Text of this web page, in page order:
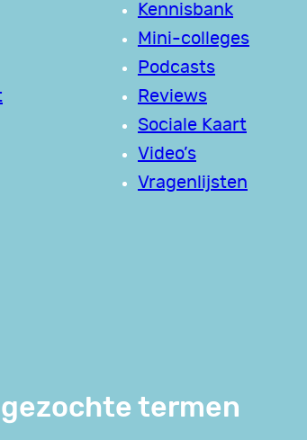
Kennisbank
Mini-colleges
Podcasts
Reviews
Sociale Kaart
Video’s
Vragenlijsten
termen